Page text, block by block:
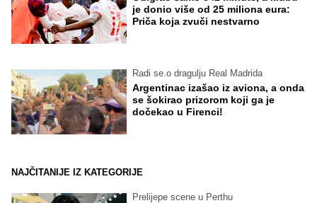
je donio više od 25 miliona eura:
Priča koja zvuči nestvarno
Radi se.o dragulju Real Madrida
Argentinac izašao iz aviona, a onda
se šokirao prizorom koji ga je
dočekao u Firenci!
NAJČITANIJE IZ KATEGORIJE
Prelijepe scene u Perthu